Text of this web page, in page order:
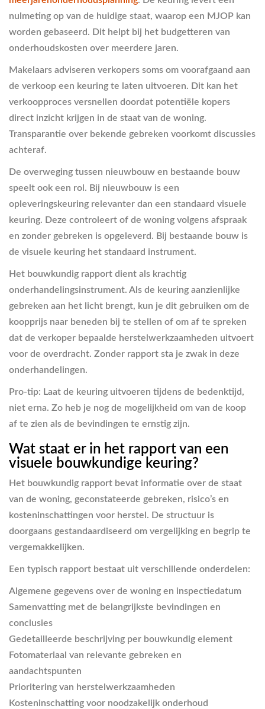
nulmeting op van de huidige staat, waarop een MJOP kan
worden gebaseerd. Dit helpt bij het budgetteren van
onderhoudskosten over meerdere jaren.
Makelaars adviseren verkopers soms om voorafgaand aan
de verkoop een keuring te laten uitvoeren. Dit kan het
verkoopproces versnellen doordat potentiële kopers
direct inzicht krijgen in de staat van de woning.
Transparantie over bekende gebreken voorkomt discussies
achteraf.
De overweging tussen nieuwbouw en bestaande bouw
speelt ook een rol. Bij nieuwbouw is een
opleveringskeuring relevanter dan een standaard visuele
keuring. Deze controleert of de woning volgens afspraak
en zonder gebreken is opgeleverd. Bij bestaande bouw is
de visuele keuring het standaard instrument.
Het bouwkundig rapport dient als krachtig
onderhandelingsinstrument. Als de keuring aanzienlijke
gebreken aan het licht brengt, kun je dit gebruiken om de
koopprijs naar beneden bij te stellen of om af te spreken
dat de verkoper bepaalde herstelwerkzaamheden uitvoert
voor de overdracht. Zonder rapport sta je zwak in deze
onderhandelingen.
Pro-tip: Laat de keuring uitvoeren tijdens de bedenktijd,
niet erna. Zo heb je nog de mogelijkheid om van de koop
af te zien als de bevindingen te ernstig zijn.
Wat staat er in het rapport van een
visuele bouwkundige keuring?
Het bouwkundig rapport bevat informatie over de staat
van de woning, geconstateerde gebreken, risico’s en
kosteninschattingen voor herstel. De structuur is
doorgaans gestandaardiseerd om vergelijking en begrip te
vergemakkelijken.
Een typisch rapport bestaat uit verschillende onderdelen:
Algemene gegevens over de woning en inspectiedatum
Samenvatting met de belangrijkste bevindingen en
conclusies
Gedetailleerde beschrijving per bouwkundig element
Fotomateriaal van relevante gebreken en
aandachtspunten
Prioritering van herstelwerkzaamheden
Kosteninschatting voor noodzakelijk onderhoud